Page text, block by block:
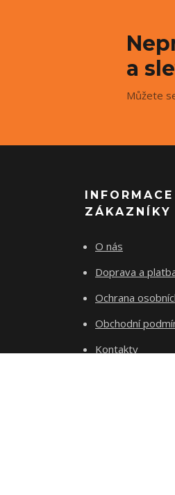
a
Můžete
ZÁKAZNÍKY
O nás
Doprava a
Ochrana
Obchodní
Kontakty